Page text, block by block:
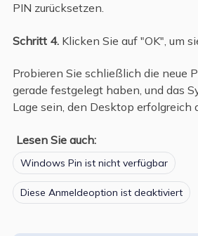
PIN zurücksetzen.
Schritt 4.Klicken Sie auf "OK", um
Probieren Sie schließlich die neue
gerade festgelegt haben, und das
Lage sein, den Desktop erfolgreich
Lesen Sie auch:
Windows Pin ist nicht verfügbar
Diese Anmeldeoption ist deaktiviert